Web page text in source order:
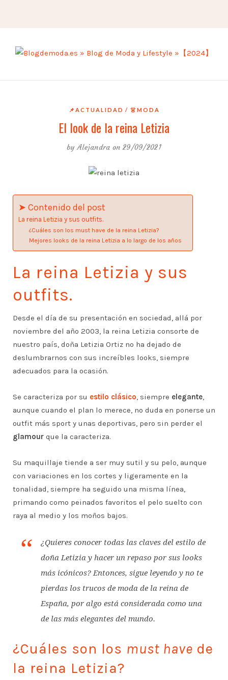
📌ACTUALIDAD 👗MODA
El look de la reina Letizia
byAlejandra on 29/09/2021
➤ Contenido del post
La reina Letizia y sus outfits.
¿Cuáles son los must have de la reina Letizia?
Mejores looks de la reina Letizia a lo largo de los años
La reina Letizia y sus
outfits.
Desde el día de su presentación en sociedad, allá por
noviembre del año 2003, la reina Letizia consorte de
nuestro país, doña Letizia Ortiz no ha dejado de
deslumbrarnos con sus increíbles looks, siempre
adecuados para la ocasión.
Se caracteriza por su estilo clásico, siempre elegante,
aunque cuando el plan lo merece, no duda en ponerse un
outfit más sport y unas deportivas, pero sin perder el
glamour que la caracteriza.
Su maquillaje tiende a ser muy sutil y su pelo, aunque
con variaciones en los cortes y ligeramente en la
tonalidad, siempre ha seguido una misma línea,
primando como peinados favoritos el pelo suelto con
raya al medio y los moños bajos.
¿Quieres conocer todas las claves del estilo de
doña Letizia y hacer un repaso por sus looks
más icónicos? Entonces, sigue leyendo y no te
pierdas los trucos de moda de la reina de
España, por algo está considerada como una
de las más elegantes del mundo.
¿Cuáles son los must have de
la reina Letizia?